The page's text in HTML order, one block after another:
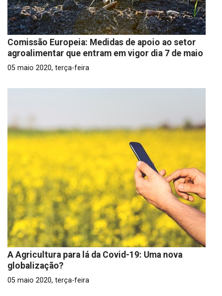
Comissão Europeia: Medidas de apoio ao setor
agroalimentar que entram em vigor dia 7 de maio
05 maio 2020, terça-feira
A Agricultura para lá da Covid-19: Uma nova
globalização?
05 maio 2020, terça-feira